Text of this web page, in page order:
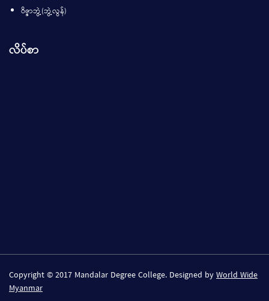
ဝိဇ္ဇာဘွဲ့(ဘွဲ့လွန်)
လိပ်စာ
Copyright © 2017 Mandalar Degree College. Designed byWorld Wide
Myanmar